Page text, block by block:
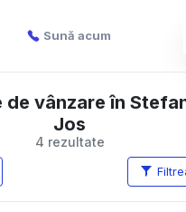
Sună acum
4 rezultate
vânzare în
Jos